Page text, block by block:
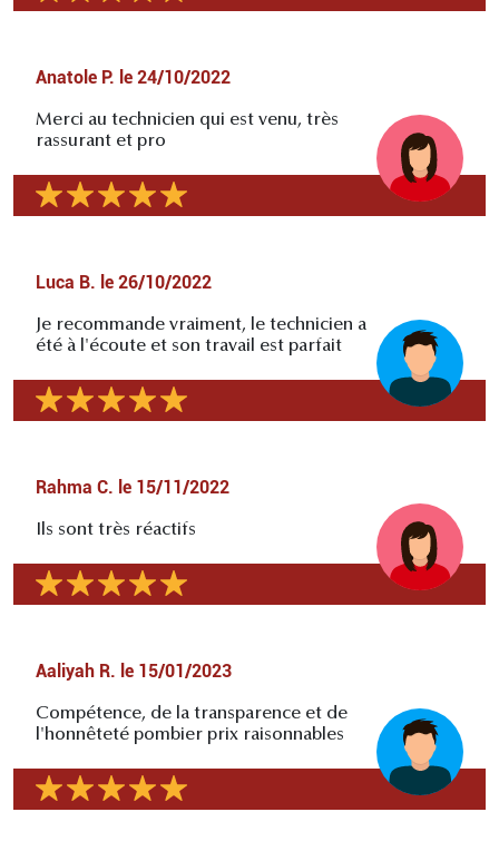
Anatole P. le 24/10/2022
Merci au technicien qui est venu, très
rassurant et pro
Luca B. le 26/10/2022
Je recommande vraiment, le technicien a
été à l'écoute et son travail est parfait
Rahma C. le 15/11/2022
Ils sont très réactifs
Aaliyah R. le 15/01/2023
Compétence, de la transparence et de
l'honnêteté pombier prix raisonnables